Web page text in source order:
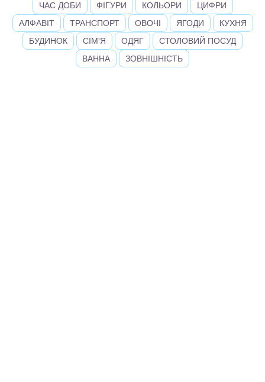
ЧАС ДОБИ
ФІГУРИ КОЛЬОРИ
ЦИФРИ
АЛФАВІТ
ТРАНСПОРТ ОВОЧІ ЯГОДИ
КУХНЯ
БУДИНОК
СІМ'Я ОДЯГ
СТОЛОВИЙ ПОСУД
ВАННА
ЗОВНІШНІСТЬ